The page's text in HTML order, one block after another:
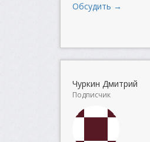
Обсудить →
Чуркин Дмитрий
Подписчик